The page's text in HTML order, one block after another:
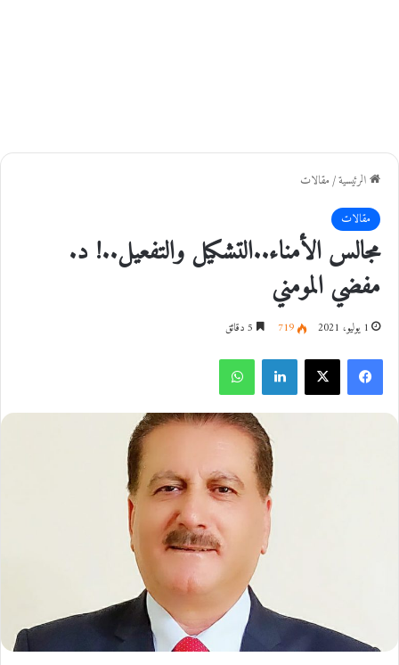
الرئيسية/مقالات
مقالات
مجالس الأمناء..التشكيل والتفعيل..! د.
مفضي المومني
1 يوليو، 2021 719
فيسبوك